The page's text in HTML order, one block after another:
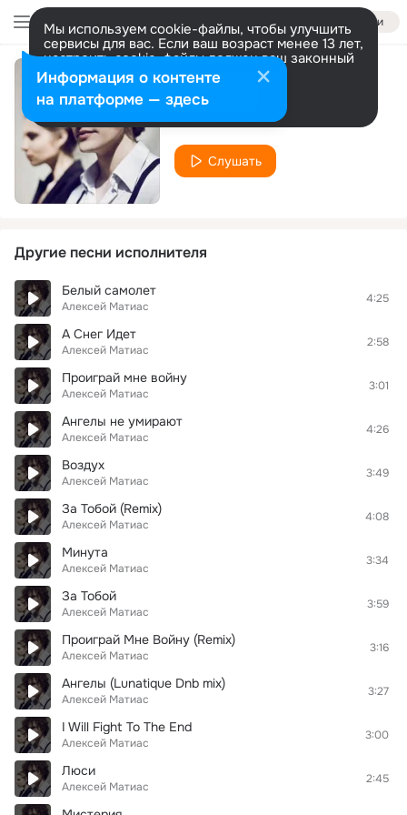
Войти
Мы используем cookie-файлы, чтобы улучшить
сервисы для вас. Если ваш возраст менее 13 лет,
настроить cookie-файлы должен ваш законный
представитель. Больше информации
Разрешить все Настроить
Кажуть все мине
Алексей Матиас
Слушать
Другие песни исполнителя
Белый самолет
Алексей Матиас
4:25
А Снег Идет
Алексей Матиас
2:58
Проиграй мне войну
Алексей Матиас
3:01
Ангелы не умирают
Алексей Матиас
4:26
Воздух
Алексей Матиас
3:49
За Тобой (Remix)
Алексей Матиас
4:08
Минута
Алексей Матиас
3:34
За Тобой
Алексей Матиас
3:59
Проиграй Мне Войну (Remix)
Алексей Матиас
3:16
Ангелы (Lunatique Dnb mix)
Алексей Матиас
3:27
I Will Fight To The End
Алексей Матиас
3:00
Люси
Алексей Матиас
2:45
Информация о контенте
на платформе — здесь